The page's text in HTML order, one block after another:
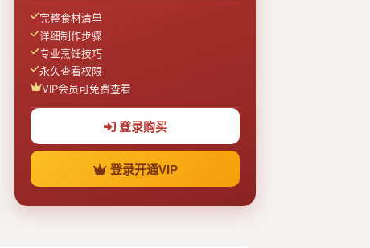
完整食材清单
详细制作步骤
专业烹饪技巧
永久查看权限
VIP会员可免费查看
登录购买
登录开通VIP